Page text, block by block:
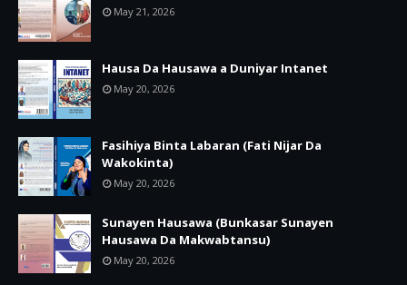
May 21, 2026
Hausa Da Hausawa a Duniyar Intanet
May 20, 2026
Fasihiya Binta Labaran (Fati Nijar Da
Wakokinta)
May 20, 2026
Sunayen Hausawa (Bunkasar Sunayen
Hausawa Da Makwabtansu)
May 20, 2026